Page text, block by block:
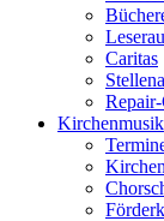
Caritas
Kirchenmusik